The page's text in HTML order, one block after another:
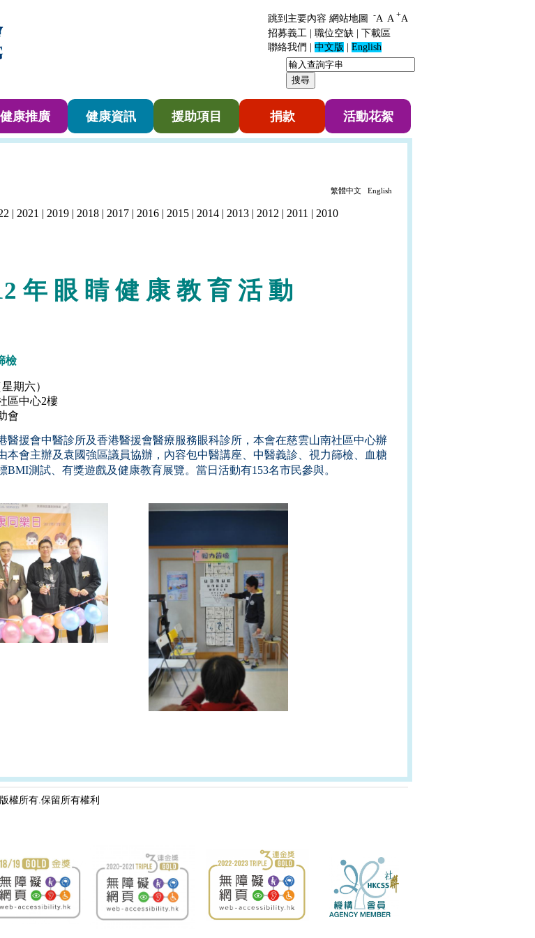
跳到主要內容 網站地圖 -A A +A
招募義工 | 職位空缺 | 下載區
聯絡我們
中文版 English
健康推廣 健康資訊 援助項目 捐款 活動花絮
繁體中文 English
| 2021 | 2019 | 2018 | 2017 | 2016 | 2015 | 2014 | 2013 | 2012 | 2011 | 2010
年 眼 睛 健 康 教 育 活 動
檢
期六）
區中心2樓
會
醫援會中醫診所及香港醫援會醫療服務眼科診所，本會在慈雲山南社區中心辦
本會主辦及袁國強區議員協辦，內容包中醫講座、中醫義診、視力篩檢、血糖
BMI測試、有獎遊戲及健康教育展覽。當日活動有153名市民參與。
版權所有.保留所有權利